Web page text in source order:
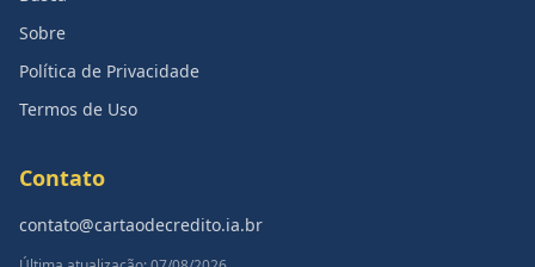
Sobre
Política de Privacidade
Termos de Uso
Contato
contato@cartaodecredito.ia.br